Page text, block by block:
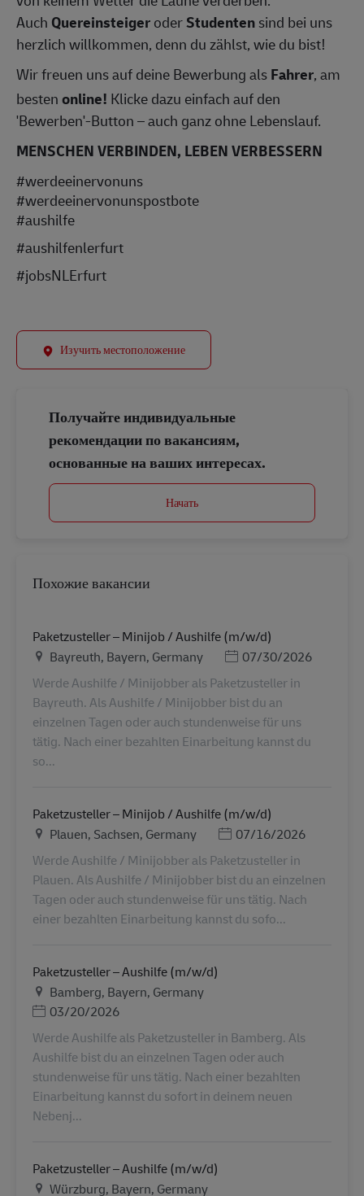
Auch QuereinsteigeroderStudentensind bei uns
herzlich willkommen, denn du zählst, wie du bist!
Wir freuen uns auf deine Bewerbung alsFahrer, am
bestenonline! Klicke dazu einfach auf den
'Bewerben'-Button – auch ganz ohne Lebenslauf.
MENSCHEN VERBINDEN, LEBEN VERBESSERN
#werdeeinervonuns
#werdeeinervonunspostbote
#aushilfe
#aushilfenlerfurt
#jobsNLErfurt
Изучить местоположение
Получайте индивидуальные
рекомендации по вакансиям,
основанные на ваших интересах.
Начать
Похожие вакансии
Paketzusteller – Minijob / Aushilfe (m/w/d)
Местоположение
Bayreuth, Bayern, Germany Дата публикации
07/30/2026
Werde Aushilfe / Minijobber als Paketzusteller in
Bayreuth. Als Aushilfe / Minijobber bist du an
einzelnen Tagen oder auch stundenweise für uns
tätig. Nach einer bezahlten Einarbeitung kannst du
so...
Paketzusteller – Minijob / Aushilfe (m/w/d)
Местоположение
Plauen, Sachsen, Germany Дата публикации
07/16/2026
Werde Aushilfe / Minijobber als Paketzusteller in
Plauen. Als Aushilfe / Minijobber bist du an einzelnen
Tagen oder auch stundenweise für uns tätig. Nach
einer bezahlten Einarbeitung kannst du sofo...
Paketzusteller – Aushilfe (m/w/d)
Местоположение
Bamberg, Bayern, Germany
Дата публикации
03/20/2026
Werde Aushilfe als Paketzusteller in Bamberg. Als
Aushilfe bist du an einzelnen Tagen oder auch
stundenweise für uns tätig. Nach einer bezahlten
Einarbeitung kannst du sofort in deinem neuen
Nebenj...
Paketzusteller – Aushilfe (m/w/d)
Местоположение
Würzburg, Bayern, Germany